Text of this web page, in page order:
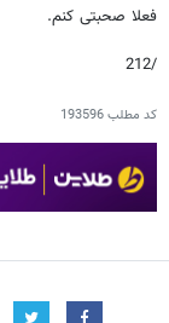
فعلا صحبتی کنم.
/212
کد مطلب193596